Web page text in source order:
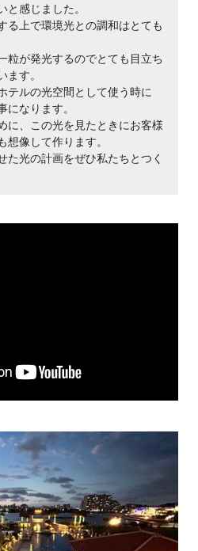
と感じました。
る上で環境光との調和はとても
粒が発光するのでとても目立ち
ます。
テルの光空間として使う時に
になります。
に、この光を見たときにお客様
像して作ります。
た光の計画をぜひ私たちとつく